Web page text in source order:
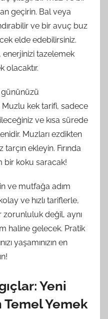
geçirin. Bal veya
ve bir avuç buz
elde edebilirsiniz.
tazelemek
olacaktır.
gününüzü
kek tarifi, sadece
ve kısa sürede
Muzları ezdikten
ekleyin. Fırında
bir koku saracak!
ve mutfağa adım
ve hızlı tariflerle,
değil, aynı
haline gelecek. Pratik
yaşamınızın en
Yeni
Yemek